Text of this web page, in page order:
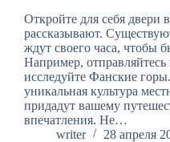
Откройте для себя двери
рассказывают.
ждут своего часа, чтобы
Например,
исследуйте Фанские
уникальная культура
придадут вашему
впечатления. Не…
writer
28 апреля